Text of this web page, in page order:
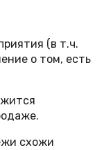
(в т.ч.
о том, есть
схожи